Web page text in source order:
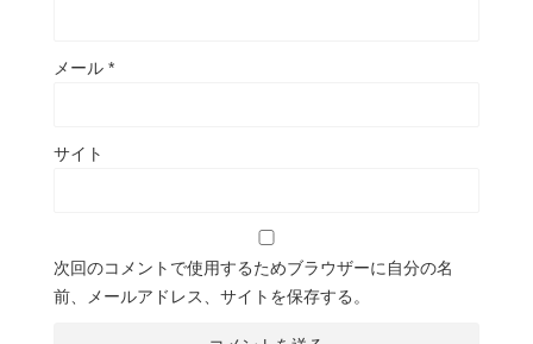
メール *
サイト
次回のコメントで使用するためブラウザーに自分の名
前、メールアドレス、サイトを保存する。